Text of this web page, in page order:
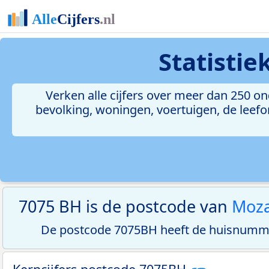
Verken alle cijfers over meer dan 250
bevolking, woningen, voertuigen, de
7075 BH is de postcode van
De postcode 7075BH heeft de